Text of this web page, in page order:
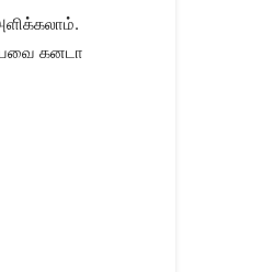
கனடா